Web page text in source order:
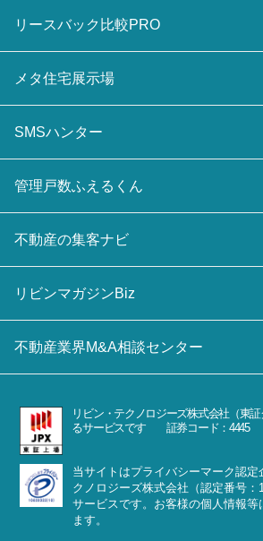
リースバック比較PRO
メタ住宅展示場
SMSハンター
管理戸数ふえるくん
不動産の集客ナビ
リビンマガジンBiz
不動産業界M&A相談センター
リビン・テクノロジーズ株式会社（東
るサービスです 証券コード：4445
当サイトはプライバシーマーク認定
クノロジーズ株式会社（認定番号：
サービスです。お客様の個人情報等
ます。